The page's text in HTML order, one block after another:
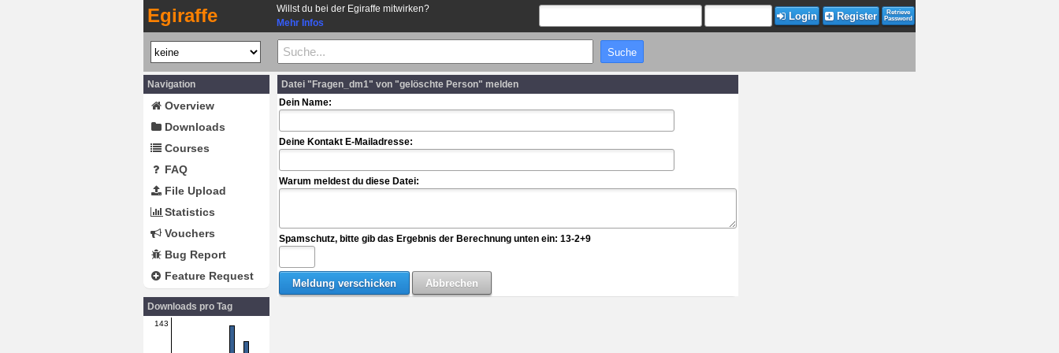
Egiraffe
Willst du bei der Egiraffe mitwirken?
Mehr Infos
Login Register
Retrieve
Password
Navigation
Overview
Downloads
Courses
FAQ
File Upload
Statistics
Vouchers
Bug Report
Feature Request
Downloads pro Tag
143
Datei "Fragen_dm1" von "gelöschte Person" melden
Dein Name:
Deine Kontakt E-Mailadresse:
Warum meldest du diese Datei:
Spamschutz, bitte gib das Ergebnis der Berechnung unten ein: 13-2+9